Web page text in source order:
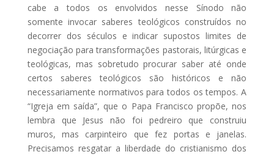
cabe a todos os envolvidos nesse Sínodo não
somente invocar saberes teológicos construídos no
decorrer dos séculos e indicar supostos limites de
negociação para transformações pastorais, litúrgicas e
teológicas, mas sobretudo procurar saber até onde
certos saberes teológicos são históricos e não
necessariamente normativos para todos os tempos. A
“Igreja em saída”, que o Papa Francisco propõe, nos
lembra que Jesus não foi pedreiro que construiu
muros, mas carpinteiro que fez portas e janelas.
Precisamos resgatar a liberdade do cristianismo dos